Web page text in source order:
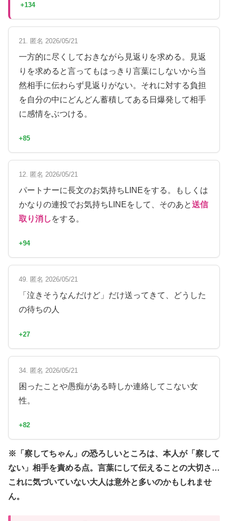
+134
21. 匿名 2026/05/21
一方的に尽くしておきながら見返りを求める。見返
りを求めると言ってもはっきり言葉にしないから当
然相手に伝わらず見返りがない。それに対する負担
を自分の中にどんどん蓄積してある日爆発して相手
に感情をぶつける。
+85
12. 匿名 2026/05/21
パートナーに長文のお気持ちLINEをする。もしくは
かなりの連投でお気持ちLINEをして、そのあと送信
取り消し をする。
+94
49. 匿名 2026/05/21
「泣きそうなんだけど」だけ送ってきて、どうした
の待ちの人
+27
34. 匿名 2026/05/21
困ったことや愚痴がある時しか連絡してこない女
性。
+82
※「察してちゃん」の恐ろしいところは、本人が「察して
ない」相手を責める点。言葉にして伝えることの大切さ…
これに気づいていない大人は意外と多いのかもしれませ
ん。